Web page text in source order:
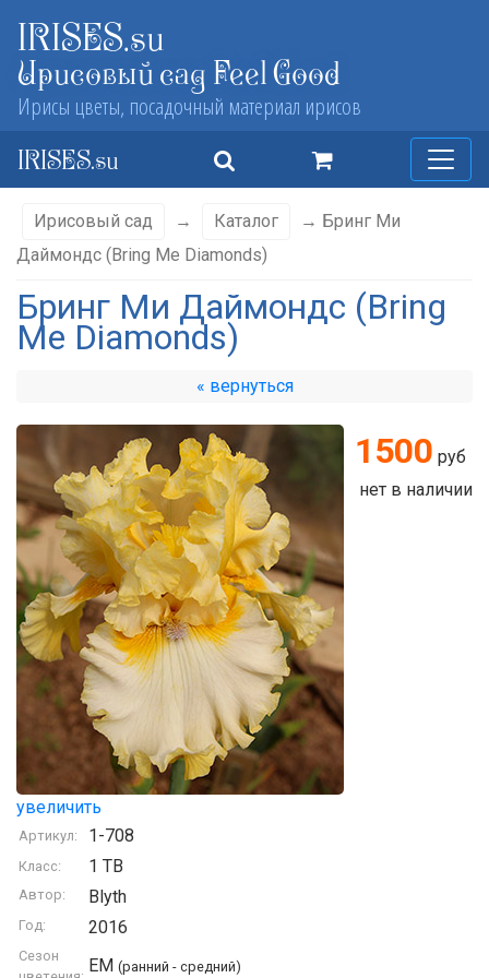
IRISES.su
Ирисовый сад Feel Good
Ирисы цветы, посадочный материал ирисов
IRISES.su
Ирисовый сад → Каталог
→ Бринг Ми
Даймондс (Bring Me Diamonds)
Бринг Ми Даймондс (Bring
Me Diamonds)
« вернуться
увеличить
1500 руб
нет в наличии
Артикул: 1-708
Класс: 1 TB
Автор: Blyth
Год: 2016
Сезон
EM (ранний - средний)